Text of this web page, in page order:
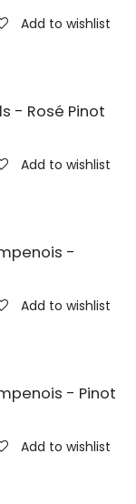
Add to wishlist
- Rosé Pinot
Add to wishlist
-
Add to wishlist
- Pinot
Add to wishlist